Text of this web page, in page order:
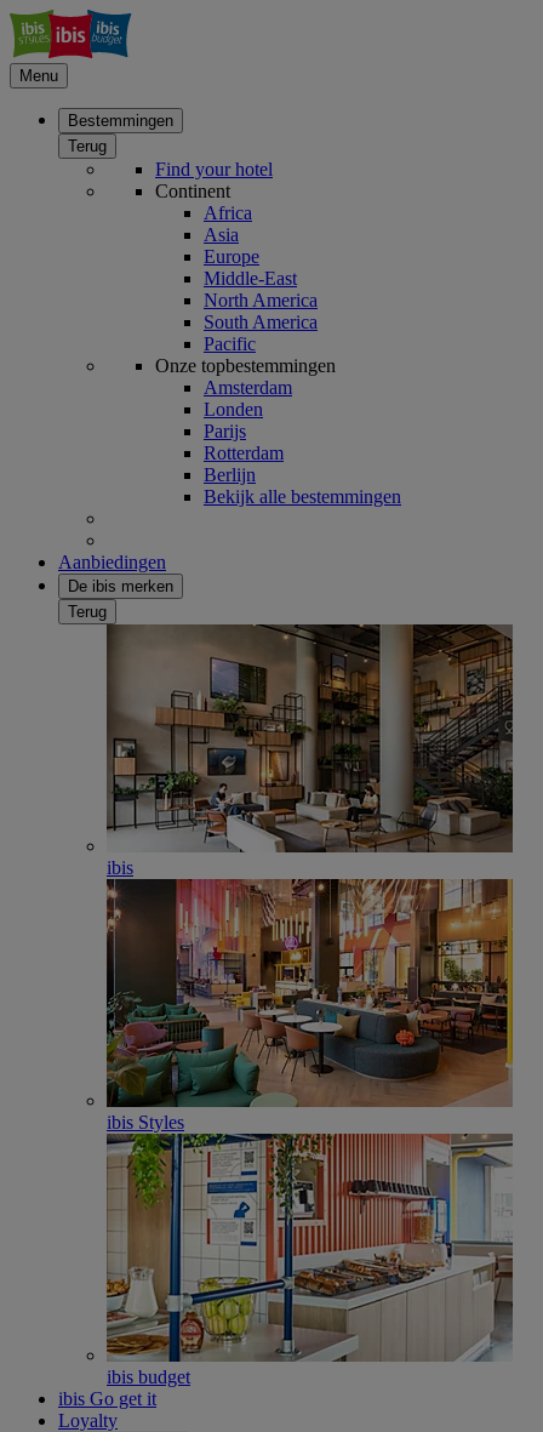
Menu
Bestemmingen
Terug
Find your hotel
Continent
Africa
Asia
Europe
Middle-East
North America
South America
Pacific
Onze topbestemmingen
Amsterdam
Londen
Parijs
Rotterdam
Berlijn
Bekijk alle bestemmingen
Aanbiedingen
De ibis merken
Terug
ibis
ibis Styles
ibis budget
ibis Go get it
Loyalty